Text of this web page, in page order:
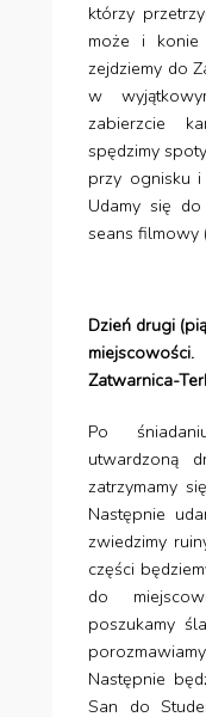
którzy
może i konie
zejdziemy do
w
zabierzcie
spędzimy
przy ognisku
Udamy się
seans filmowy
Dzień drugi
miejscowości.
Zatwarnica-
Po
utwardzoną
zatrzymamy
Następnie
zwiedzimy
części
do
poszukamy
Następnie
San do